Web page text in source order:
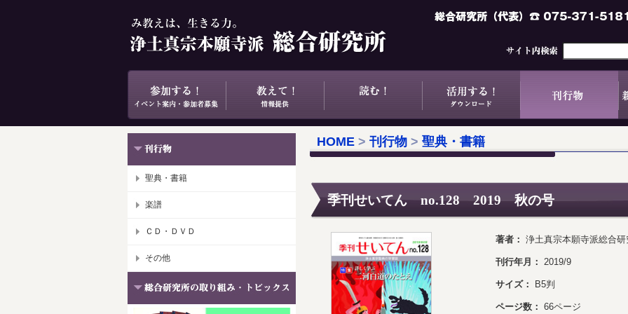
聖典・書籍
楽譜
ＣＤ・ＤＶＤ
その他
HOME > 刊行物 > 聖典・書籍
季刊せいてん no.128 2019 秋の号
著者： 浄土真宗本願寺派総合研
刊行年月： 2019/9
サイズ： B5判
ページ数： 66ページ